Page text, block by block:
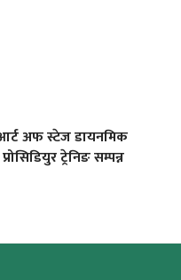
अफ स्टेज डायनमिक
ट्रेनिङ सम्पन्न